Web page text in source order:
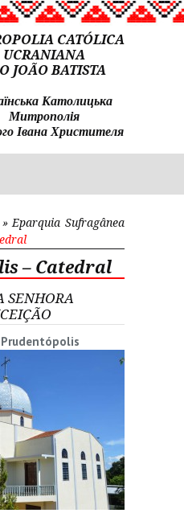
CATÓLICA
UCRANIANA
JOÃO BATISTA
Католицька
Митрополія
Івана Христителя
» Eparquia Sufragânea
– Catedral
SENHORA